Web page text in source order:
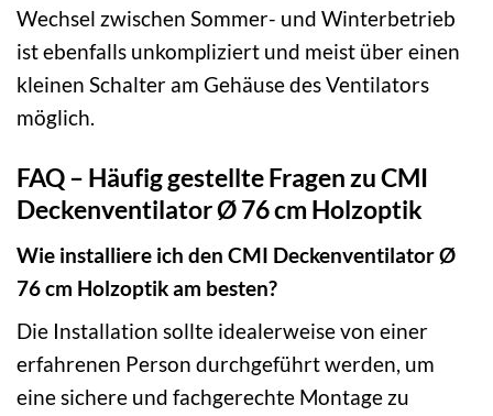
Wechsel zwischen Sommer- und Winterbetrieb
ist ebenfalls unkompliziert und meist über einen
kleinen Schalter am Gehäuse des Ventilators
möglich.
FAQ – Häufig gestellte Fragen zu CMI
Deckenventilator Ø 76 cm Holzoptik
Wie installiere ich den CMI Deckenventilator Ø
76 cm Holzoptik am besten?
Die Installation sollte idealerweise von einer
erfahrenen Person durchgeführt werden, um
eine sichere und fachgerechte Montage zu